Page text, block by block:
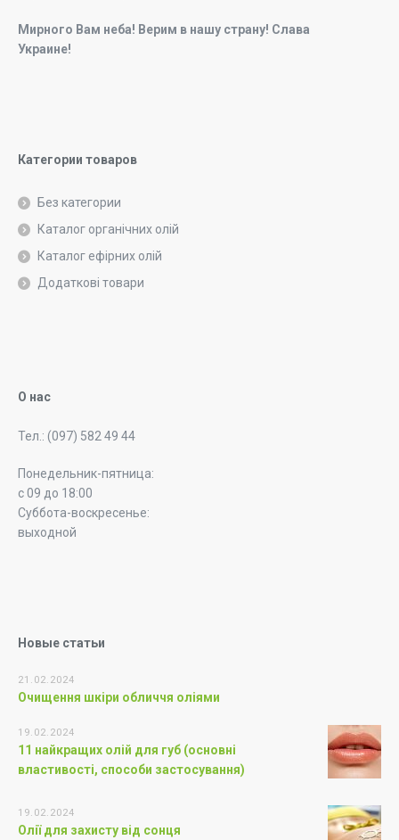
Мирного Вам неба! Верим в нашу страну! Слава
Украине!
Категории товаров
Без категории
Каталог органічних олій
Каталог ефірних олій
Додаткові товари
О нас
Тел.: (097) 582 49 44
Понедельник-пятница:
с 09 до 18:00
Суббота-воскресенье:
выходной
Новые статьи
21.02.2024
Очищення шкіри обличчя оліями
19.02.2024
11 найкращих олій для губ (основні
властивості, способи застосування)
19.02.2024
Олії для захисту від сонця